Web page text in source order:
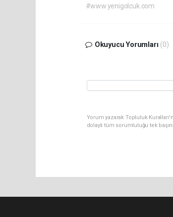
#www.yenigolcuk.com
Okuyucu Yorumları (0)
Yorum yazarak Topluluk
dolaylı tüm sorumluluğu tek